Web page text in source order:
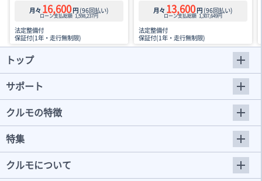
月々 16,600円 (96回払い)
ローン支払総額 1,598,237円
法定整備付
保証付(1年・走行無制限)
月々 13,600円 (96回払い)
ローン支払総額 1,307,649円
法定整備付
保証付(1年・走行無制限)
トップ
サポート
クルモの特徴
特集
クルモについて